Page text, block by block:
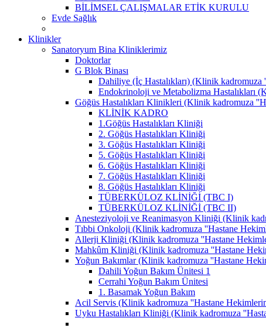
BİLİMSEL ÇALIŞMALAR ETİK KURULU
Evde Sağlık
Klinikler
Sanatoryum Bina Kliniklerimiz
Doktorlar
G Blok Binası
Dahiliye (İç Hastalıkları) (Klinik kadromuza
Endokrinoloji ve Metabolizma Hastalıkları
Göğüs Hastalıkları Klinikleri (Klinik kadromuza
KLİNİK KADRO
1.Göğüs Hastalıkları Kliniği
2. Göğüs Hastalıkları Kliniği
3. Göğüs Hastalıkları Kliniği
5. Göğüs Hastalıkları Kliniği
6. Göğüs Hastalıkları Kliniği
7. Göğüs Hastalıkları Kliniği
8. Göğüs Hastalıkları Kliniği
TÜBERKÜLOZ KLİNİĞİ (TBC I)
TÜBERKÜLOZ KLİNİĞİ (TBC II)
Anesteziyoloji ve Reanimasyon Kliniği (Klinik
Tıbbi Onkoloji (Klinik kadromuza ''Hastane
Allerji Kliniği (Klinik kadromuza ''Hastane
Mahkûm Kliniği (Klinik kadromuza ''Hastane
Yoğun Bakımlar (Klinik kadromuza ''Hastane
Dahili Yoğun Bakım Ünitesi 1
Cerrahi Yoğun Bakım Ünitesi
1. Basamak Yoğun Bakım
Acil Servis (Klinik kadromuza ''Hastane
Uyku Hastalıkları Kliniği (Klinik kadromuza